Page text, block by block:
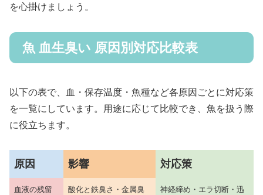
を心掛けましょう。
魚 血生臭い 原因別対応比較表
以下の表で、血・保存温度・魚種など各原因ごとに対応策
を一覧にしています。用途に応じて比較でき、魚を扱う際
に役立ちます。
原因 影響 対応策
血液の残留
酸化と鉄臭さ・金属臭
神経締め・エラ切断・迅